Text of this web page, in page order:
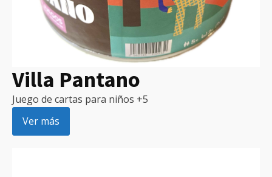
Villa Pantano
Juego de cartas para niños +5
Ver más